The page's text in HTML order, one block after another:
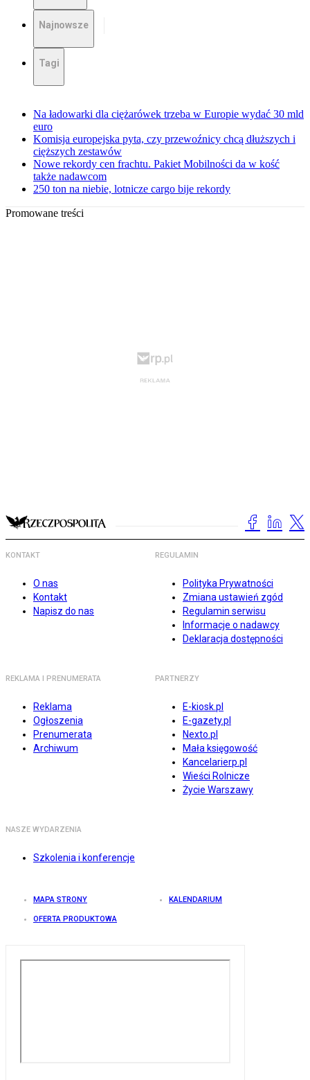
Najnowsze
Tagi
Na ładowarki dla ciężarówek trzeba w Europie wydać 30 mld
euro
Komisja europejska pyta, czy przewoźnicy chcą dłuższych i
cięższych zestawów
Nowe rekordy cen frachtu. Pakiet Mobilności da w kość
także nadawcom
250 ton na niebie, lotnicze cargo bije rekordy
Promowane treści
KONTAKT
O nas
Kontakt
Napisz do nas
REGULAMIN
Polityka Prywatności
Zmiana ustawień zgód
Regulamin serwisu
Informacje o nadawcy
Deklaracja dostępności
REKLAMA I PRENUMERATA
Reklama
Ogłoszenia
Prenumerata
Archiwum
PARTNERZY
E-kiosk.pl
E-gazety.pl
Nexto.pl
Mała księgowość
Kancelarierp.pl
Wieści Rolnicze
Życie Warszawy
NASZE WYDARZENIA
Szkolenia i konferencje
MAPA STRONY KALENDARIUM
OFERTA PRODUKTOWA